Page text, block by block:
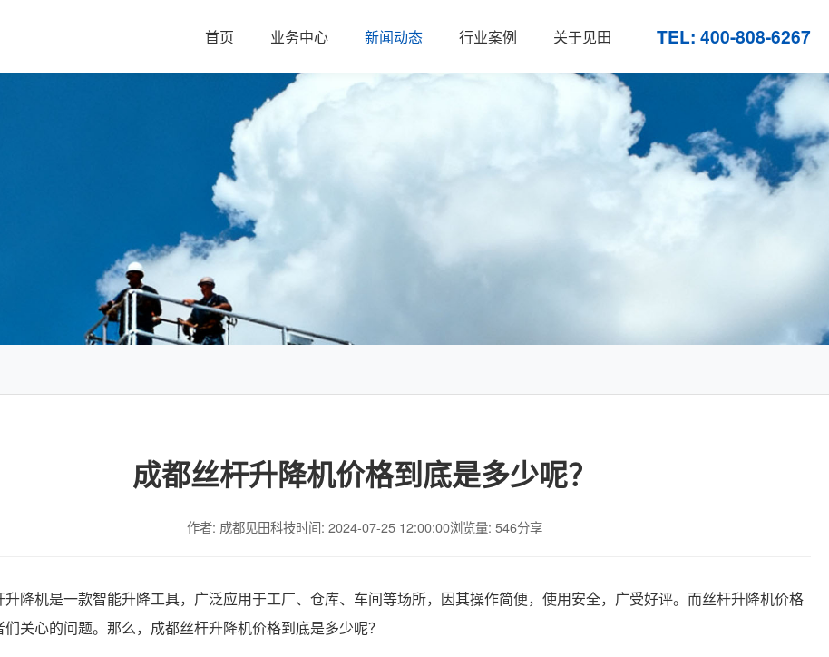
首页 业务中心 新闻动态 行业案例 关于见田 TEL: 400-808-6267
成都丝杆升降机价格到底是多少呢？
作者: 成都见田科技时间: 2024-07-25 12:00:00浏览量: 546分享
升降机是一款智能升降工具，广泛应用于工厂、仓库、车间等场所，因其操作简便，使用安全，广受好评。而丝杆升降机价格
关心的问题。那么，成都丝杆升降机价格到底是多少呢？